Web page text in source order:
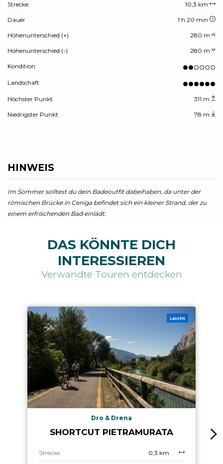
Strecke 10,3 km
Dauer 1 h 20 min
Höhenunterschied (+) 280 m
Höhenunterschied (-) 280 m
Kondition
Landschaft
Höchster Punkt 311 m
Niedrigster Punkt 78 m
HINWEIS
Im Sommer solltest du dein Badeoutfit dabeihaben, da unter der
römischen Brücke in Ceniga befindet sich ein kleiner Strand, der zu
einem erfrischenden Bad einlädt.
DAS KÖNNTE DICH
INTERESSIEREN
Verwandte Touren entdecken
Leicht
Dro & Drena
SHORTCUT PIETRAMURATA
Strecke 0,3 km